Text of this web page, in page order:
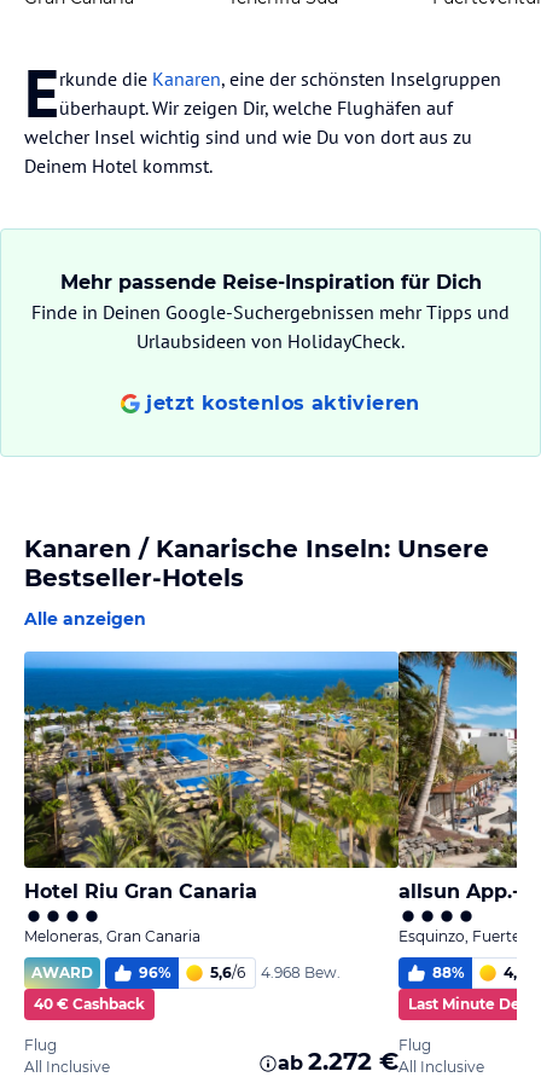
Erkunde die Kanaren, eine der schönsten Inselgruppen
überhaupt. Wir zeigen Dir, welche Flughäfen auf
welcher Insel wichtig sind und wie Du von dort aus zu
Deinem Hotel kommst.
Mehr passende Reise-Inspiration für Dich
Finde in Deinen Google-Suchergebnissen mehr Tipps und
Urlaubsideen von HolidayCheck.
jetzt kostenlos aktivieren
Kanaren / Kanarische Inseln: Unsere
Bestseller-Hotels
Alle anzeigen
Hotel Riu Gran Canaria
Meloneras, Gran Canaria
AWARD
96% 5,6/6
4.968 Bew.
40 € Cashback
Flug
All Inclusive
ab 2.272 €
allsun App.-
Esquinzo,
88% 4,9
Last Minute Deal
Flug
All Inclusive